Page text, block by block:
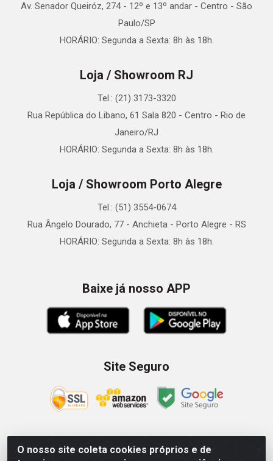
O nosso site coleta cookies próprios e de
Av. Senador Queiróz, 274 - 12º e 13º andar - Centro - São
Paulo/SP
HORÁRIO: Segunda a Sexta: 8h às 18h.
Loja / Showroom RJ
Tel.: (21) 3173-3320
Rua República do Libano, 61 Sala 820 - Centro - Rio de
Janeiro/RJ
HORÁRIO: Segunda a Sexta: 8h às 18h.
Loja / Showroom Porto Alegre
Tel.: (51) 3554-0674
Rua Ângelo Dourado, 77 - Anchieta - Porto Alegre - RS
HORÁRIO: Segunda a Sexta: 8h às 18h.
Baixe já nosso APP
Site Seguro
Zein Importação e Comércio LTDA - Av. Senador Queiróz, 274